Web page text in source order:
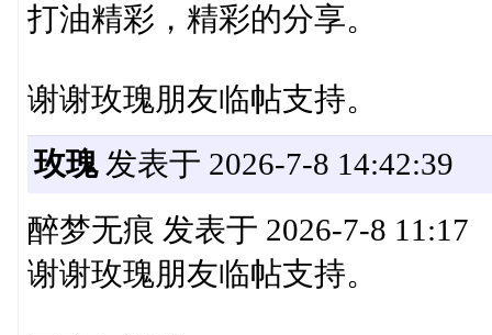
打油精彩，精彩的分享。
谢谢玫瑰朋友临帖支持。
玫瑰发表于 2026-7-8 14:42:39
醉梦无痕 发表于 2026-7-8 11:17
谢谢玫瑰朋友临帖支持。